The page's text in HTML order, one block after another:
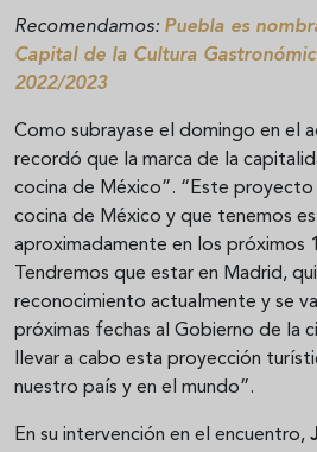
Recomendamos: Puebla es
Capital de la Cultura
2022/2023
Como subrayase el domingo en el
recordó que la marca de la
cocina de México”. “Este proyecto
cocina de México y que tenemos
aproximadamente en los próximos
Tendremos que estar en Madrid,
reconocimiento actualmente y se
próximas fechas al Gobierno de la
llevar a cabo esta proyección
nuestro país y en el mundo”.
En su intervención en el encuentro,